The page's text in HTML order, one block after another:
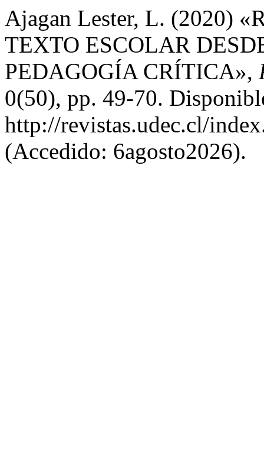
Ajagan Lester, L. (2020)
TEXTO ESCOLAR
PEDAGOGÍA CRÍTICA»,
0(50), pp. 49-70.
http://revistas.udec.cl/
(Accedido: 6agosto2026).